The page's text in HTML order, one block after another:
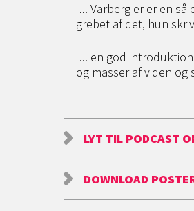
"... Varberg er er en
grebet af det, hun
"... en god
og masser af viden
LYT TIL PODCAST
DOWNLOAD